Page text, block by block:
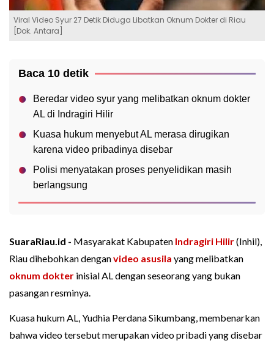
Viral Video Syur 27 Detik Diduga Libatkan Oknum Dokter di Riau
[Dok. Antara]
Baca 10 detik
Beredar video syur yang melibatkan oknum dokter
AL di Indragiri Hilir
Kuasa hukum menyebut AL merasa dirugikan
karena video pribadinya disebar
Polisi menyatakan proses penyelidikan masih
berlangsung
SuaraRiau.id - Masyarakat Kabupaten Indragiri Hilir(Inhil),
Riau dihebohkan denganvideo asusila yang melibatkan
oknum dokter inisial AL dengan seseorang yang bukan
pasangan resminya.
Kuasa hukum AL, Yudhia Perdana Sikumbang, membenarkan
bahwa video tersebut merupakan video pribadi yang disebar